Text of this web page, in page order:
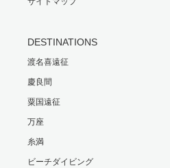
DESTINATIONS
渡名喜遠征
慶良間
粟国遠征
万座
糸満
ビーチダイビング